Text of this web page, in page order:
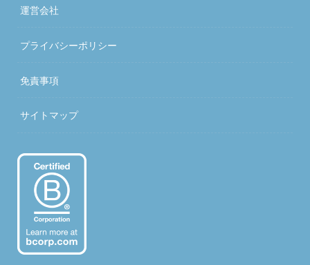
運営会社
プライバシーポリシー
免責事項
サイトマップ